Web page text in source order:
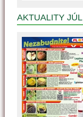
AKTUALITY JÚL